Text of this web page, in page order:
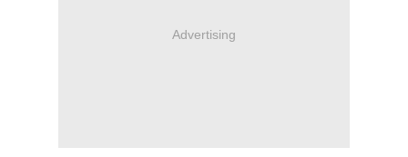
Advertising